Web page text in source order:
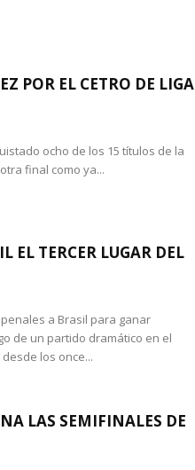
POR EL CETRO DE LIGA
ocho de los 15 títulos de la
final como ya...
EL TERCER LUGAR DEL
a Brasil para ganar
de un partido dramático en el
los once...
LAS SEMIFINALES DE